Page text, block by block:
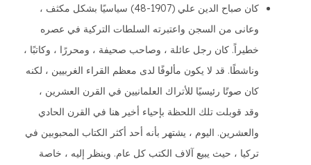
كان صباح الدين علي (1907-48) سياسيًا بشكل مكثف ،
وعانى من السجن واعتبرته السلطات التركية في عصره
خطيراً. كان رجل عائلة ، وصاحب صحيفة ، ومحررًا ، وكاتبًا ،
وناشطًا. قد لا يكون مألوفًا لدى معظم القراء الغربيين ، لكنه
كان صوتًا رئيسيًا للأتراك العلمانيين في القرن العشرين ،
وقد قوبلت تلك اللحظة بإحياء أخير هنا في القرن الحادي
والعشرين. اليوم ، يشتهر بأنه أحد أكثر الكتاب المحبوبين في
تركيا ، حيث يبيع آلاف الكتب كل عام. وينظر إليه ، خاصة